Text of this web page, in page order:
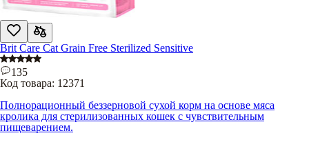
Brit Care Cat Grain Free Sterilized Sensitive
135
Код товара: 12371
Полнорационный беззерновой сухой корм на основе мяса
кролика для стерилизованных кошек с чувствительным
пищеварением.